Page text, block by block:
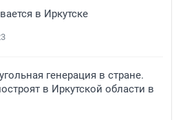
в Иркутске
генерация в стране.
в Иркутской области в